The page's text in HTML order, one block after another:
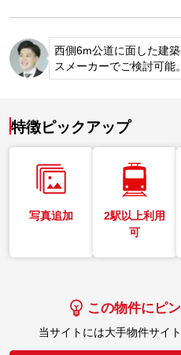
西側6m公道に面した建
スメーカーでご検討可能。
特徴ピックアップ
写真追加
2駅以上利用
可
この物件にピ
当サイトには大手物件サイ